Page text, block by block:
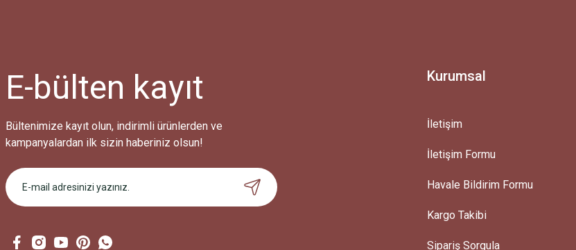
Bu ürüne benzer farklı alternatifler olmalı.
Gönder
E-bülten kayıt
Bültenimize kayıt olun, indirimli ürünlerden ve
kampanyalardan ilk sizin haberiniz olsun!
Kurumsal
İletişim
İletişim Formu
Havale Bildirim Formu
Kargo Takibi
Sipariş Sorgula